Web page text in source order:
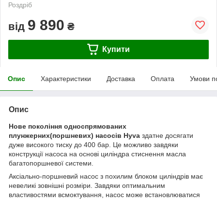
Роздріб
від 9 890 ₴
Купити
Опис Характеристики Доставка Оплата Умови
Опис
Нове покоління односпрямованих
плунжерних(поршневих) насосів Hyva здатне досягати
дуже високого тиску до 400 бар. Це можливо завдяки
конструкції насоса на основі циліндра стиснення масла
багатопоршневої системи.
Аксіально-поршневий насос з похилим блоком циліндрів має
невеликі зовнішні розміри. Завдяки оптимальним
властивостями всмоктування, насос може встановлюватися